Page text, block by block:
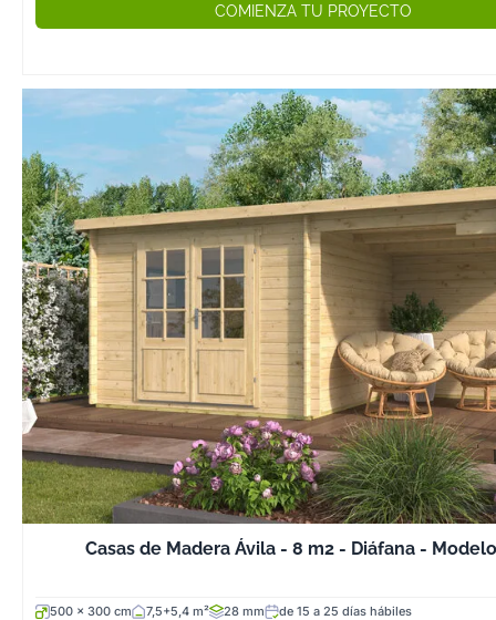
COMIENZA TU PROYECTO
Casas de Madera Ávila - 8 m2 - Diáfana -
500 x 300 cm 7,5+5,4 m² 28 mm de 15 a 25 días hábiles